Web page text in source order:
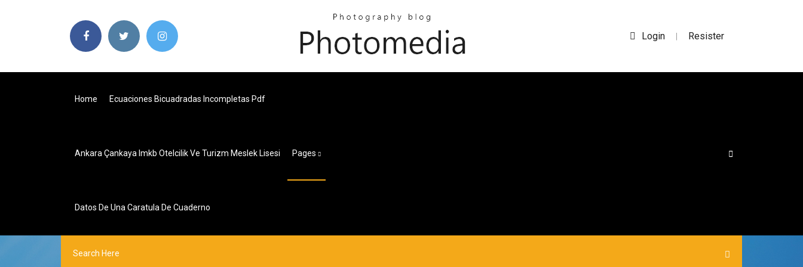
Login | Resister
Home Ecuaciones Bicuadradas Incompletas Pdf
Ankara Çankaya Imkb Otelcilik Ve Turizm Meslek Lisesi Pages
Datos De Una Caratula De Cuaderno